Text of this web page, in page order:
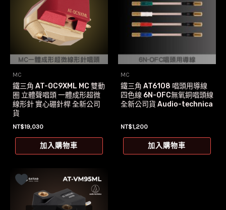
MC
鐵三角 AT-OC9XML MC 雙動
圈 立體聲唱頭 一體成形超微
線形針 實心硼針桿 全新公司
貨
NT$19,030
加入購物車
MC
鐵三角 AT6108 唱頭用導線
四色線 6N-OFC無氧銅唱頭線
全新公司貨 Audio-technica
NT$1,200
加入購物車